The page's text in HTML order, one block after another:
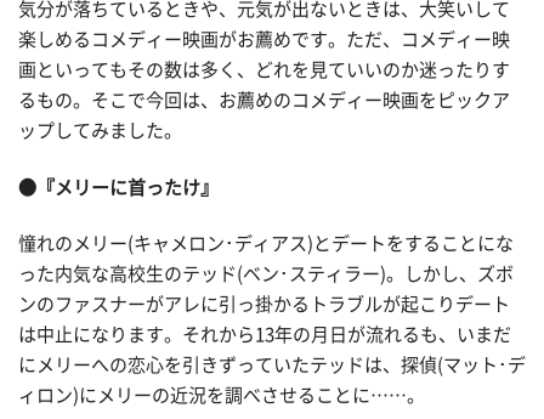
気分が落ちているときや、元気が出ないときは、大笑いして
楽しめるコメディー映画がお薦めです。ただ、コメディー映
画といってもその数は多く、どれを見ていいのか迷ったりす
るもの。そこで今回は、お薦めのコメディー映画をピックア
ップしてみました。
●『メリーに首ったけ』
憧れのメリー(キャメロン･ディアス)とデートをすることにな
った内気な高校生のテッド(ベン･スティラー)。しかし、ズボ
ンのファスナーがアレに引っ掛かるトラブルが起こりデート
は中止になります。それから13年の月日が流れるも、いまだ
にメリーへの恋心を引きずっていたテッドは、探偵(マット･デ
ィロン)にメリーの近況を調べさせることに……。